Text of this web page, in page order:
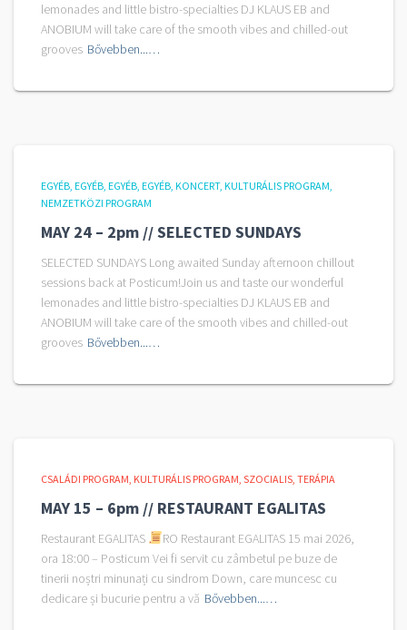
lemonades and little bistro-specialties DJ KLAUS EB and
ANOBIUM will take care of the smooth vibes and chilled-out
grooves Bővebben...…
EGYÉB EGYÉB EGYÉB EGYÉB KONCERT KULTURÁLIS PROGRAM
NEMZETKÖZI PROGRAM
MAY 24 – 2pm // SELECTED SUNDAYS
SELECTED SUNDAYS Long awaited Sunday afternoon chillout
sessions back at Posticum!Join us and taste our wonderful
lemonades and little bistro-specialties DJ KLAUS EB and
ANOBIUM will take care of the smooth vibes and chilled-out
grooves Bővebben...…
CSALÁDI PROGRAM KULTURÁLIS PROGRAM SZOCIALIS TERÁPIA
MAY 15 – 6pm // RESTAURANT EGALITAS
Restaurant EGALITAS
RO Restaurant EGALITAS 15 mai 2026,
ora 18:00 – Posticum Vei fi servit cu zâmbetul pe buze de
tinerii noștri minunați cu sindrom Down, care muncesc cu
dedicare și bucurie pentru a vă Bővebben...…